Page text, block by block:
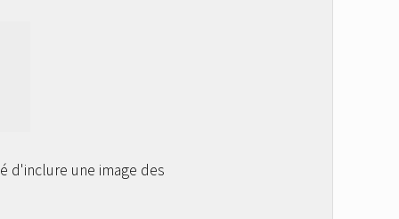
d'inclure une image des